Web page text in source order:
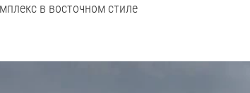
в восточном стиле